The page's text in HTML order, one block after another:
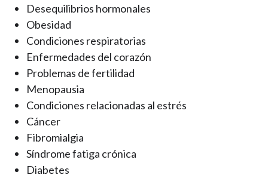
Desequilibrios hormonales
Obesidad
Condiciones respiratorias
Enfermedades del corazón
Problemas de fertilidad
Menopausia
Condiciones relacionadas al estrés
Cáncer
Fibromialgia
Síndrome fatiga crónica
Diabetes